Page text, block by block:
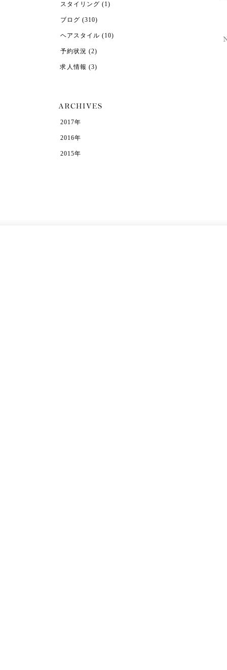
スタイリング (1)
ブログ (310)
ヘアスタイル (10)
予約状況 (2)
求人情報 (3)
2017年
2016年
2015年